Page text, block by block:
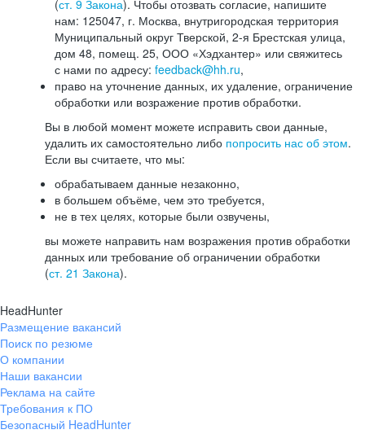
(ст. 9 Закона). Чтобы отозвать согласие, напишите
нам: 125047, г. Москва, внутригородская территория
Муниципальный округ Тверской, 2-я Брестская улица,
дом 48, помещ. 25, ООО «Хэдхантер» или свяжитесь
с нами по адресу: feedback@hh.ru,
право на уточнение данных, их удаление, ограничение
обработки или возражение против обработки.
Вы в любой момент можете исправить свои данные,
удалить их самостоятельно либо попросить нас об этом.
Если вы считаете, что мы:
обрабатываем данные незаконно,
в большем объёме, чем это требуется,
не в тех целях, которые были озвучены,
вы можете направить нам возражения против обработки
данных или требование об ограничении обработки
(ст. 21 Закона).
HeadHunter
Размещение вакансий
Поиск по резюме
О компании
Наши вакансии
Реклама на сайте
Требования к ПО
Безопасный HeadHunter